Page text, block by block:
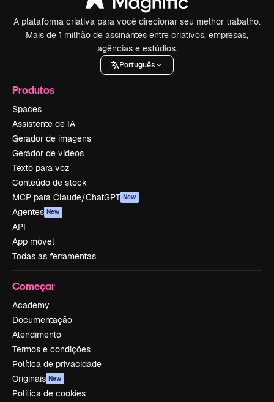
A plataforma criativa para você direcionar seu melhor trabalho.
Mais de 1 milhão de assinantes entre criativos, empresas,
agências e estúdios.
Português
Produtos
Spaces
Assistente de IA
Gerador de imagens
Gerador de vídeos
Texto para voz
Conteúdo de stock
MCP para Claude/ChatGPT New
Agentes New
API
App móvel
Todas as ferramentas
Começar
Academy
Documentação
Atendimento
Termos e condições
Política de privacidade
Originais New
Política de cookies